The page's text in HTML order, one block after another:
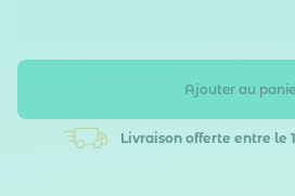
Ajouter au
Livraison offerte entre le